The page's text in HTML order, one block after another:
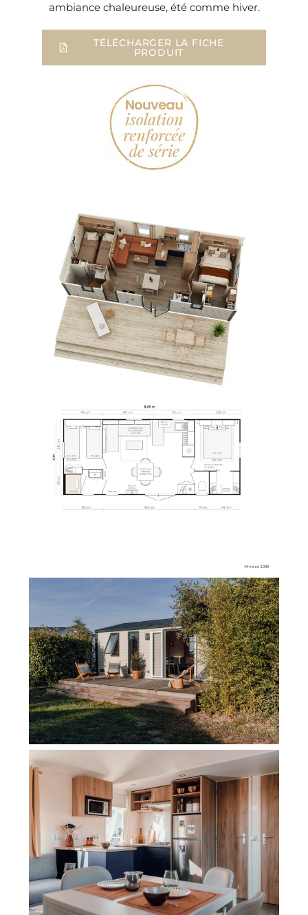
ambiance chaleureuse, été comme hiver.
TÉLÉCHARGER LA FICHE
PRODUIT